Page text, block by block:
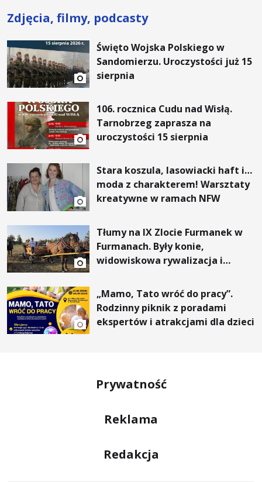
Zdjęcia, filmy, podcasty
Święto Wojska Polskiego w
Sandomierzu. Uroczystości już 15
sierpnia
106. rocznica Cudu nad Wisłą.
Tarnobrzeg zaprasza na
uroczystości 15 sierpnia
Stara koszula, lasowiacki haft i…
moda z charakterem! Warsztaty
kreatywne w ramach NFW
Tłumy na IX Zlocie Furmanek w
Furmanach. Były konie,
widowiskowa rywalizacja i
„Mamo, Tato wróć do pracy”.
Rodzinny piknik z poradami
ekspertów i atrakcjami dla dzieci
Prywatność
Reklama
Redakcja